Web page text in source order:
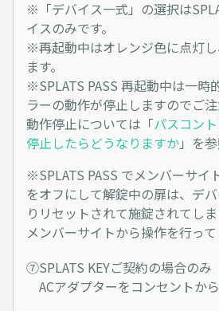
※「デバイス一式」の選択は
イスのみです。
※再起動中はオレンジ色に点灯
ます。
※SPLATS PASS 再起動中は一時
ラーの動作が停止しますのでご注
動作停止については「パスコン
停止したらどうなりますか」を
※SPLATS PASS でメンバーサイ
をオフにして解錠中の扉は、デ
りリセットされて施錠されてし
メンバーサイトから操作を行って
⑦SPLATS KEYご契約の場合のみ
ACアダプターをコンセントか